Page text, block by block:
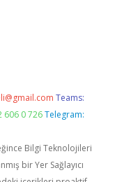
Teams:
606 0 726 Telegram:
Bilgi Teknolojileri
bir Yer Sağlayıcı